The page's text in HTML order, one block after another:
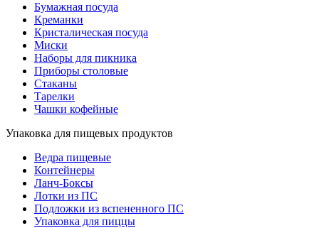
Бумажная посуда
Креманки
Кристалическая посуда
Миски
Наборы для пикника
Приборы столовые
Стаканы
Тарелки
Чашки кофейные
Упаковка для пищевых продуктов
Ведра пищевые
Контейнеры
Ланч-Боксы
Лотки из ПС
Подложки из вспененного ПС
Упаковка для пиццы